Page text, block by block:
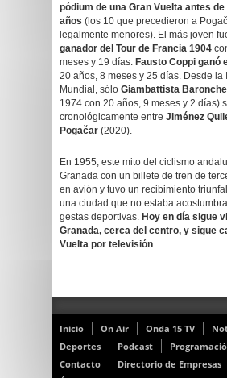
pódium de una Gran Vuelta antes
años (los 10 que precedieron a
legalmente menores). El más joven
ganador del Tour de Francia 1904
meses y 19 días. Fausto Coppi ganó
20 años, 8 meses y 25 días. Desde la
Mundial, sólo Giambattista
1974 con 20 años, 9 meses y 2 días)
cronológicamente entre Jiménez
Pogačar (2020).
En 1955, este mito del ciclismo
Granada con un billete de tren de
en avión y tuvo un recibimiento
una ciudad que no estaba
gestas deportivas. Hoy en día sigue
Granada, cerca del centro, y sigue
Vuelta por televisión.
Inicio On Air Onda 15 TV
Deportes
Podcast
Contacto
Directorio de Empresas